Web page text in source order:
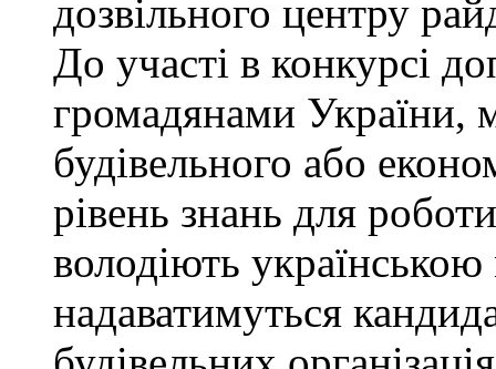
дозвільного центру
До участі в конкурсі
громадянами України,
будівельного або
рівень знань для
володіють
надаватимуться